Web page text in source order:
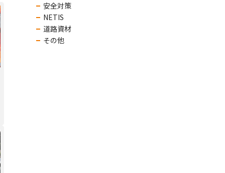
安全対策
NETIS
道路資材
その他